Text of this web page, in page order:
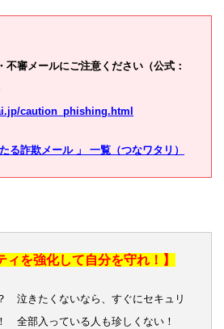
不審メールにご注意ください（公式：
caution_phishing.html
る詐欺メール 」 一覧（つなワタリ）
ィを強化して自分を守れ！】
泣きたくないなら、すぐにセキュリ
全部入っている人も珍しくない！